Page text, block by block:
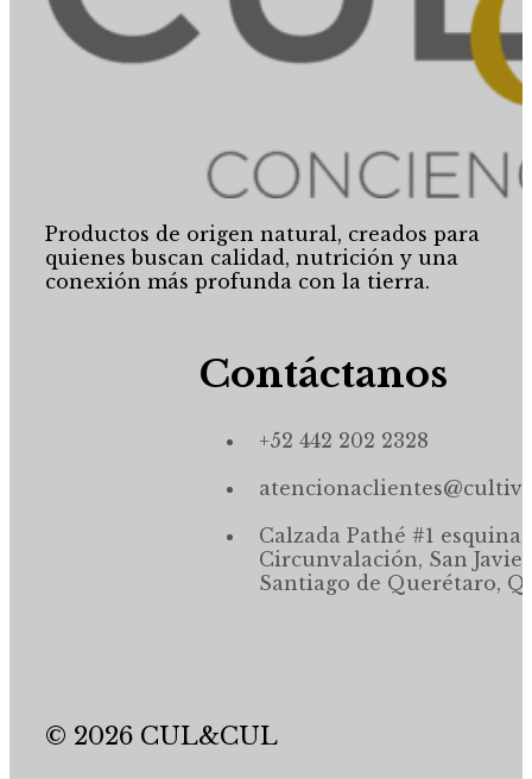
Productos de origen natural, creados para
quienes buscan calidad, nutrición y una
conexión más profunda con la tierra.
Contáctanos
+52 442 202 2328
Calzada Pathé #1 esquina,
Circunvalación, San
Santiago de Querétaro,
© 2026 CUL&CUL